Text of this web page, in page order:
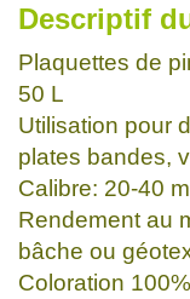
Descriptif
Plaquettes de
50 L
Utilisation pour
plates bandes,
Calibre: 20-40
Rendement au
bâche ou
Coloration